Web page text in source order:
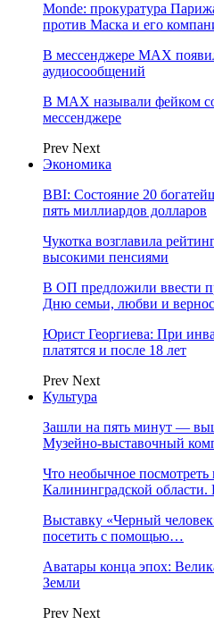
Monde: прокуратура
против Маска и его
В мессенджере MAX
аудиосообщений
В МAX называли фейком
мессенджере
Prev Next
Экономика
BBI: Состояние 20
пять миллиардов долларов
Чукотка возглавила
высокими пенсиями
В ОП предложили ввести
Дню семьи, любви и
Юрист Георгиева: При
платятся и после 18 лет
Prev Next
Культура
Зашли на пять минут —
Музейно-выставочный
Что необычное посмотреть
Калининградской
Выставку «Черный
посетить с помощью…
Аватары конца эпох:
Земли
Prev Next